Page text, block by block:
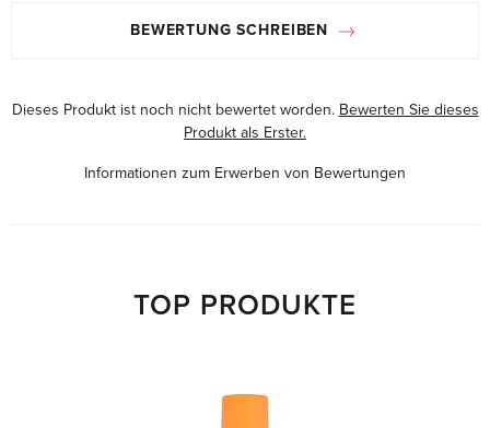
BEWERTUNG SCHREIBEN
Dieses Produkt ist noch nicht bewertet worden. Bewerten Sie dieses
Produkt als Erster.
Informationen zum Erwerben von Bewertungen
TOP PRODUKTE